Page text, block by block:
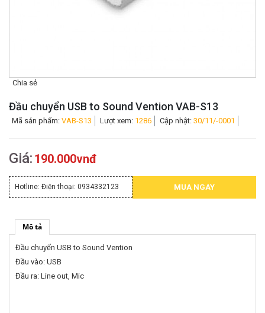
Chia sẻ
Đầu chuyển USB to Sound Vention VAB-S13
Mã sản phẩm: VAB-S13 Lượt xem: 1286 Cập nhật: 30/11/-0001
Giá: 190.000vnđ
Hotline: Điện thoại: 0934332123 MUA NGAY
Mô tả
Đầu chuyển USB to Sound Vention
Đầu vào: USB
Đầu ra: Line out, Mic